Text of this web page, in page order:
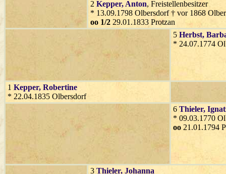
2 Kepper, Anton, Freistellenbesitzer
* 13.09.1798 Olbersdorf † vor 1868
oo 1/2 29.01.1833 Protzan
5 Herbst,
* 24.07.1774
1 Kepper, Robertine
* 22.04.1835 Olbersdorf
6 Thieler,
* 09.03.1770
oo 21.01.1794
3 Thieler, Johanna